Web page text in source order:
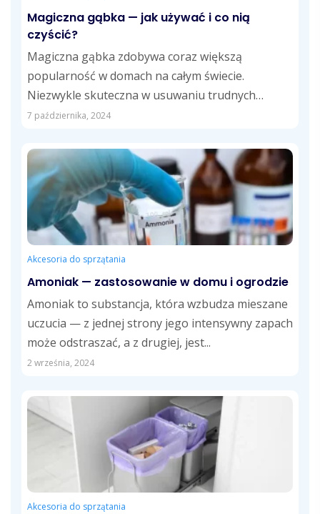
Magiczna gąbka — jak używać i co nią
czyścić?
Magiczna gąbka zdobywa coraz większą
popularność w domach na całym świecie.
Niezwykle skuteczna w usuwaniu trudnych
zabrudzeń, stanowi nieodłączny element...
7 października, 2024
Akcesoria do sprzątania
Amoniak — zastosowanie w domu i ogrodzie
Amoniak to substancja, która wzbudza mieszane
uczucia — z jednej strony jego intensywny zapach
może odstraszać, a z drugiej, jest...
2 września, 2024
Akcesoria do sprzątania